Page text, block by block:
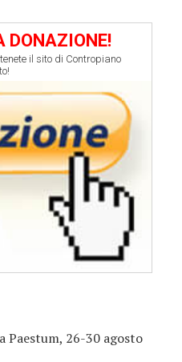
DONAZIONE!
il sito di Contropiano
Paestum, 26-30 agosto